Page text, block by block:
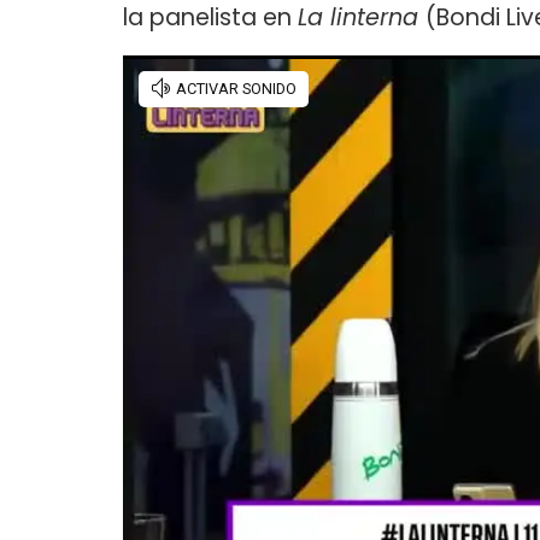
la panelista en La linterna (Bondi